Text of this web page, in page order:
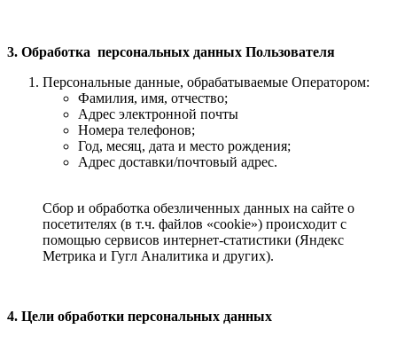
3. Обработка персональных данных Пользователя
Персональные данные, обрабатываемые Оператором:
Фамилия, имя, отчество;
Адрес электронной почты
Номера телефонов;
Год, месяц, дата и место рождения;
Адрес доставки/почтовый адрес.
Сбор и обработка обезличенных данных на сайте о
посетителях (в т.ч. файлов «cookie») происходит с
помощью сервисов интернет-статистики (Яндекс
Метрика и Гугл Аналитика и других).
4. Цели обработки персональных данных